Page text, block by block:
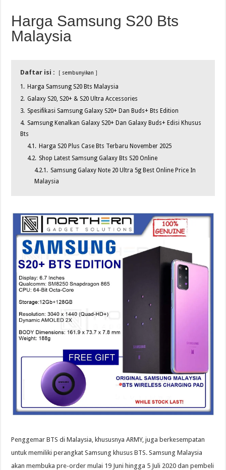
Harga Samsung S20 Bts
Malaysia
Daftar isi : sembunyikan
1. Harga Samsung S20 Bts Malaysia
2. Galaxy S20, S20+ & S20 Ultra Accessories
3. Spesifikasi Samsung Galaxy S20+ Dan Buds+ Bts Edition
4. Samsung Kenalkan Galaxy S20+ Dan Galaxy Buds+ Edisi Khusus
Bts
4.1. Harga S20 Plus Case Bts Terbaru November 2025
4.2. Shop Latest Samsung Galaxy Bts S20 Online
4.2.1. Samsung Galaxy Note 20 Ultra 5g Best Online Price In
Malaysia
Penggemar BTS di Malaysia, khususnya ARMY, juga berkesempatan
untuk memiliki perangkat Samsung khusus BTS. Samsung Malaysia
akan membuka pre-order mulai 19 Juni hingga 5 Juli 2020 dan pembeli